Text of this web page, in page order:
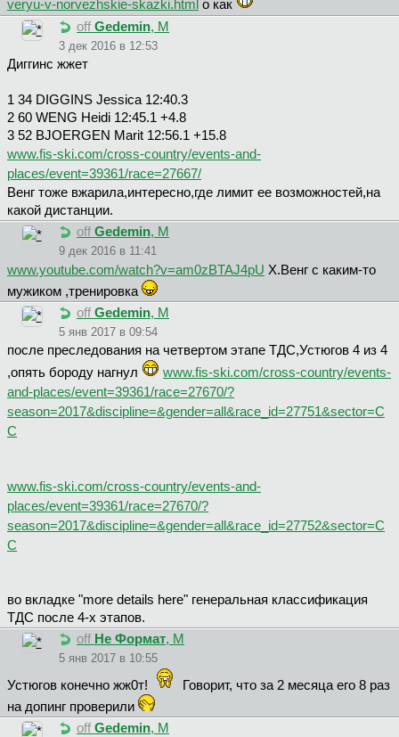
veryu-v-norvezhskie-skazki.html о как
off Gedemin, М
3 дек 2016 в 12:53
Диггинс жжет
1 34 DIGGINS Jessica 12:40.3
2 60 WENG Heidi 12:45.1 +4.8
3 52 BJOERGEN Marit 12:56.1 +15.8
www.fis-ski.com/cross-country/events-and-
places/event=39361/race=27667/
Венг тоже вжарила,интересно,где лимит ее возможностей,на
какой дистанции.
off Gedemin, М
9 дек 2016 в 11:41
www.youtube.com/watch?v=am0zBTAJ4pU Х.Венг с каким-то
мужиком ,тренировка
off Gedemin, М
5 янв 2017 в 09:54
после преследования на четвертом этапе ТДС,Устюгов 4 из 4
,опять бороду нагнул
www.fis-ski.com/cross-country/events-
and-places/event=39361/race=27670/?
season=2017&discipline=&gender=all&race_id=27751&sector=C
C
www.fis-ski.com/cross-country/events-and-
places/event=39361/race=27670/?
season=2017&discipline=&gender=all&race_id=27752&sector=C
C
во вкладке "more details here" генеральная классификация
ТДС после 4-х этапов.
off Не Формат, М
5 янв 2017 в 10:55
Устюгов конечно жж0т!
Говорит, что за 2 месяца его 8 раз
на допинг проверили
off Gedemin, М